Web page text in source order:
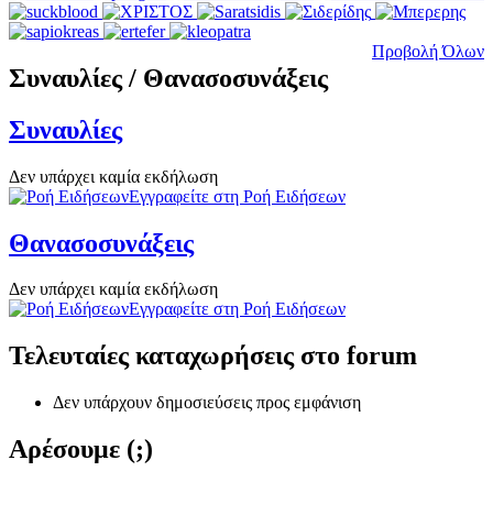
Προβολή Όλων
Συναυλίες / Θανασοσυνάξεις
Συναυλίες
Δεν υπάρχει καμία εκδήλωση
Εγγραφείτε στη Ροή Ειδήσεων
Θανασοσυνάξεις
Δεν υπάρχει καμία εκδήλωση
Εγγραφείτε στη Ροή Ειδήσεων
Τελευταίες καταχωρήσεις στο forum
Δεν υπάρχουν δημοσιεύσεις προς εμφάνιση
Αρέσουμε (;)